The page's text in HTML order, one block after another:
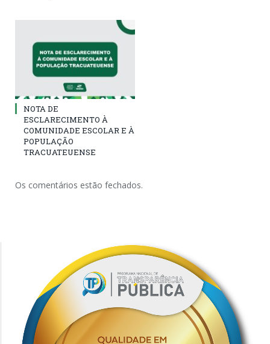
NOTA DE
ESCLARECIMENTO À
COMUNIDADE ESCOLAR E À
POPULAÇÃO
TRACUATEUENSE
Os comentários estão fechados.